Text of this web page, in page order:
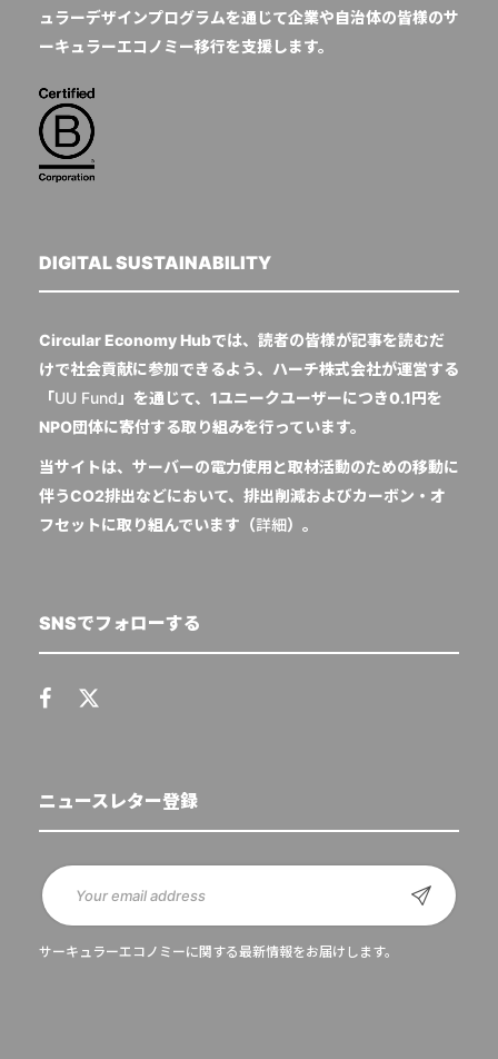
ュラーデザインプログラムを通じて企業や自治体の皆様のサ
ーキュラーエコノミー移行を支援します。
DIGITAL SUSTAINABILITY
Circular Economy Hubでは、読者の皆様が記事を読むだ
けで社会貢献に参加できるよう、ハーチ株式会社が運営する
「UU Fund 」を通じて、1ユニークユーザーにつき0.1円を
NPO団体に寄付する取り組みを行っています。
当サイトは、サーバーの電力使用と取材活動のための移動に
伴うCO2排出などにおいて、排出削減およびカーボン・オ
フセットに取り組んでいます（詳細）。
SNSでフォローする
ニュースレター登録
サーキュラーエコノミーに関する最新情報をお届けします。